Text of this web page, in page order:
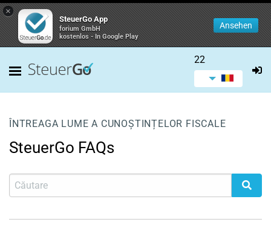
×
SteuerGo App
forium GmbH
kostenlos - In Google Play
Ansehen
22
ÎNTREAGA LUME A CUNOȘTINȚELOR FISCALE
SteuerGo FAQs